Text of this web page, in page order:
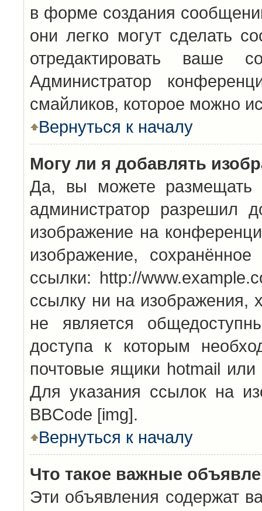
в форме создания
они легко могут сделать
отредактировать ваше
Администратор
смайликов, которое можно
Вернуться к началу
Могу ли я добавлять
Да, вы можете размещать
администратор разрешил
изображение на
изображение,
ссылки: http://
ссылку ни на
не является
доступа к которым
почтовые ящики hotmail
Для указания ссылок на
BBCode [img].
Вернуться к началу
Что такое важные
Эти объявления содержат